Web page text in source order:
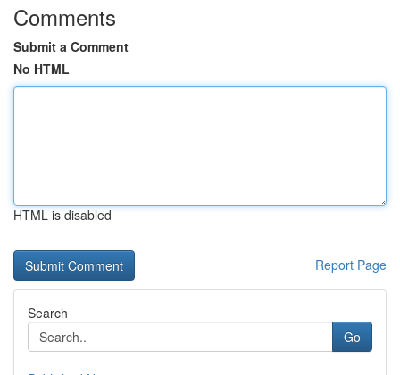
Comments
Submit a Comment
No HTML
HTML is disabled
Report Page
Search
Go